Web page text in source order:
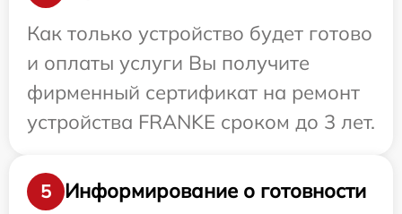
Как только устройство будет готово
и оплаты услуги Вы получите
фирменный сертификат на ремонт
устройства FRANKE сроком до 3 лет.
5
Информирование о готовности